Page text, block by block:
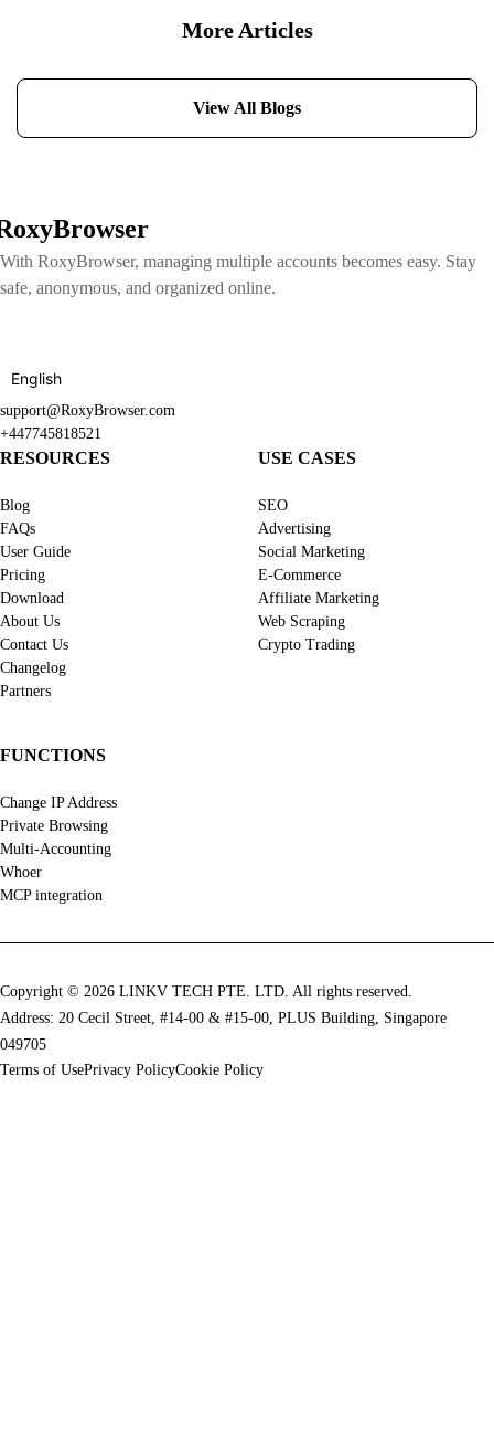
More Articles
View All Blogs
With RoxyBrowser, managing multiple accounts becomes easy. Stay
safe, anonymous, and organized online.
English
support@RoxyBrowser.com
+447745818521
RESOURCES
Blog
FAQs
User Guide
Pricing
Download
About Us
Contact Us
Changelog
Partners
USE CASES
SEO
Advertising
Social Marketing
E-Commerce
Affiliate Marketing
Web Scraping
Crypto Trading
FUNCTIONS
Change IP Address
Private Browsing
Multi-Accounting
Whoer
MCP integration
Copyright © 2026 LINKV TECH PTE. LTD. All rights reserved.
Address: 20 Cecil Street, #14-00 & #15-00, PLUS Building, Singapore
049705
Terms of UsePrivacy PolicyCookie Policy